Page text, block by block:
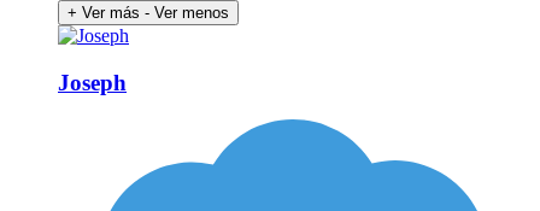
+ Ver más - Ver menos
Joseph